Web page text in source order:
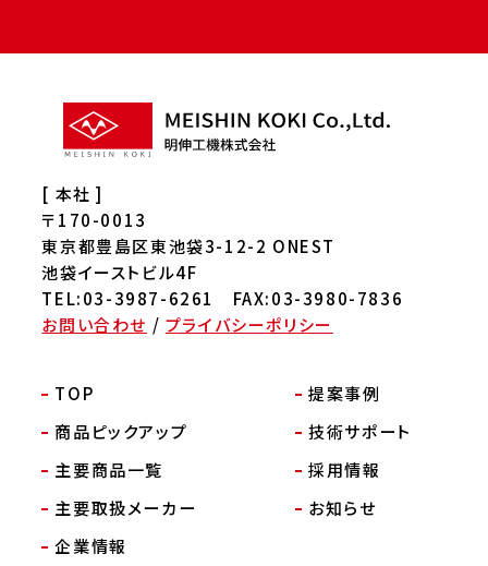
[ 本社 ]
〒170-0013
東京都豊島区東池袋3-12-2 ONEST
池袋イーストビル4F
TEL:03-3987-6261 FAX:03-3980-7836
お問い合わせ / プライバシーポリシー
TOP
提案事例
商品ピックアップ
技術サポート
主要商品一覧
採用情報
主要取扱メーカー
お知らせ
企業情報